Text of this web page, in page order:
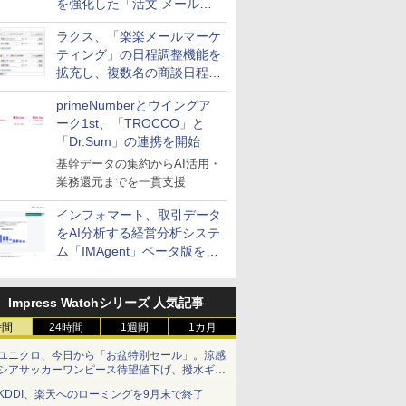
を強化した「活文 メール誤
送信防止アドインサービス」
を提供
ラクス、「楽楽メールマーケ
ティング」の日程調整機能を
拡充し、複数名の商談日程調
整を効率化
primeNumberとウイングア
ーク1st、「TROCCO」と
「Dr.Sum」の連携を開始
基幹データの集約からAI活用・
業務還元までを一貫支援
インフォマート、取引データ
をAI分析する経営分析システ
ム「IMAgent」ベータ版を提
Impress Watchシリーズ 人気記事
24時間 1週間 1カ月
ニクロ、今日から「お盆特別セール」。涼感
アサッカーワンピース待望値下げ、撥水ギア
ョーツは1990円に
、楽天へのローミングを9月末で終了